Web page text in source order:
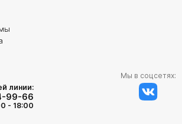
линии:
99-66
- 18:00
Мы в соцсетях: